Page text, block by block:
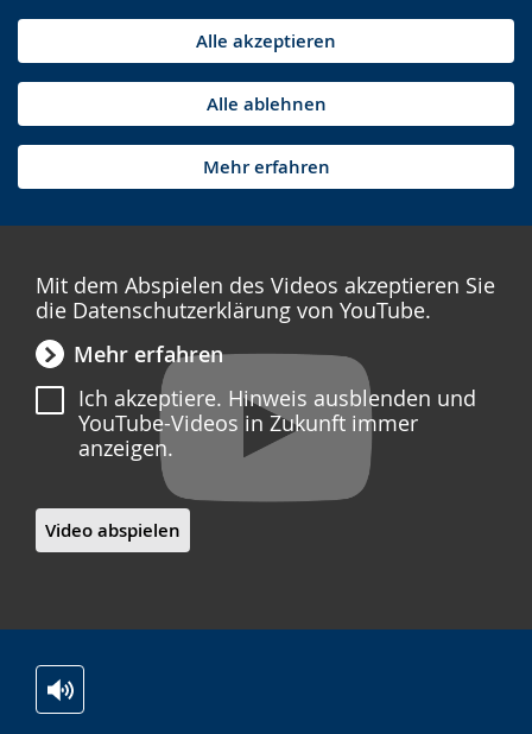
Alle akzeptieren
Alle ablehnen
Mehr erfahren
Mit dem Abspielen des Videos akzeptieren Sie
die Datenschutzerklärung von YouTube.
Mehr erfahren
Ich akzeptiere. Hinweis ausblenden und
YouTube-Videos in Zukunft immer
anzeigen.
Video abspielen